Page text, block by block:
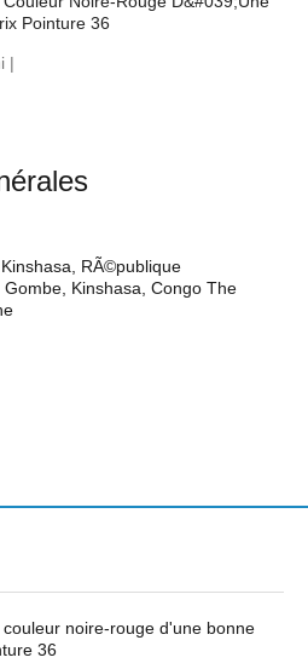
Pointure 36
|
RÃ©publique
Kinshasa, Congo The
noire-rouge d'une bonne
36